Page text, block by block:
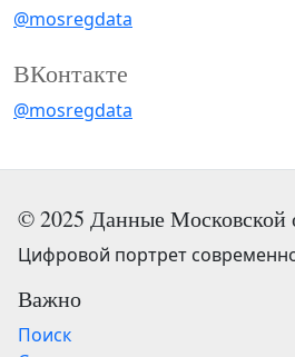
@mosregdata
ВКонтакте
@mosregdata
© 2025 Данные Московской
Цифровой портрет
Важно
Поиск